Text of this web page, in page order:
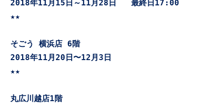
2018年11月15日～11月28日   最終日17:00
★★
そごう 横浜店 6階
2018年11月20日〜12月3日
★★
丸広川越店1階